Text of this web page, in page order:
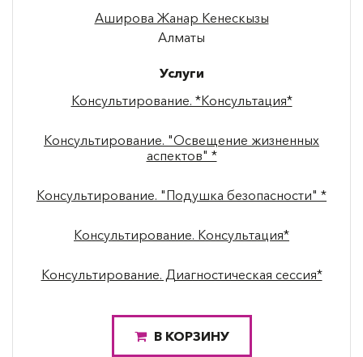
Аширова Жанар Кенескызы
Алматы
Услуги
Консультирование. *Консультация*
Консультирование. "Освещение жизненных
аспектов" *
Консультирование. "Подушка безопасности" *
Консультирование. Консультация*
Консультирование. Диагностическая сессия*
В КОРЗИНУ